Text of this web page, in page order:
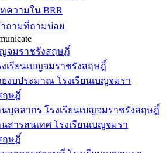
ความใน BRR
ถามที่ถามบ่อย
ญจมราชรังสฤษฎิ์
งเรียนเบญจมราชรังสฤษฎิ์
ยงบประมาณ โรงเรียนเบญจมรา
ฤษฎิ์
นบุคลากร โรงเรียนเบญจมราชรังสฤษฎิ์
นสารสนเทศ โรงเรียนเบญจมรา
ฤษฎิ์